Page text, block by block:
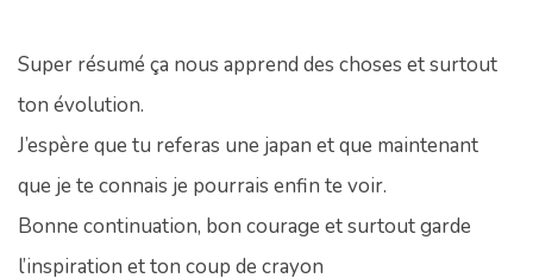
Super résumé ça nous apprend des choses et surtout
ton évolution.
J’espère que tu referas une japan et que maintenant
que je te connais je pourrais enfin te voir.
Bonne continuation, bon courage et surtout garde
l’inspiration et ton coup de crayon